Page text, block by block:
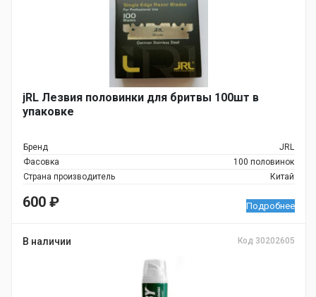
jRL Лезвия половинки для бритвы 100шт в
упаковке
Бренд
JRL
Фасовка
100 половинок
Страна производитель
Китай
600 ₽ Подробнее
В наличии Код 30202605